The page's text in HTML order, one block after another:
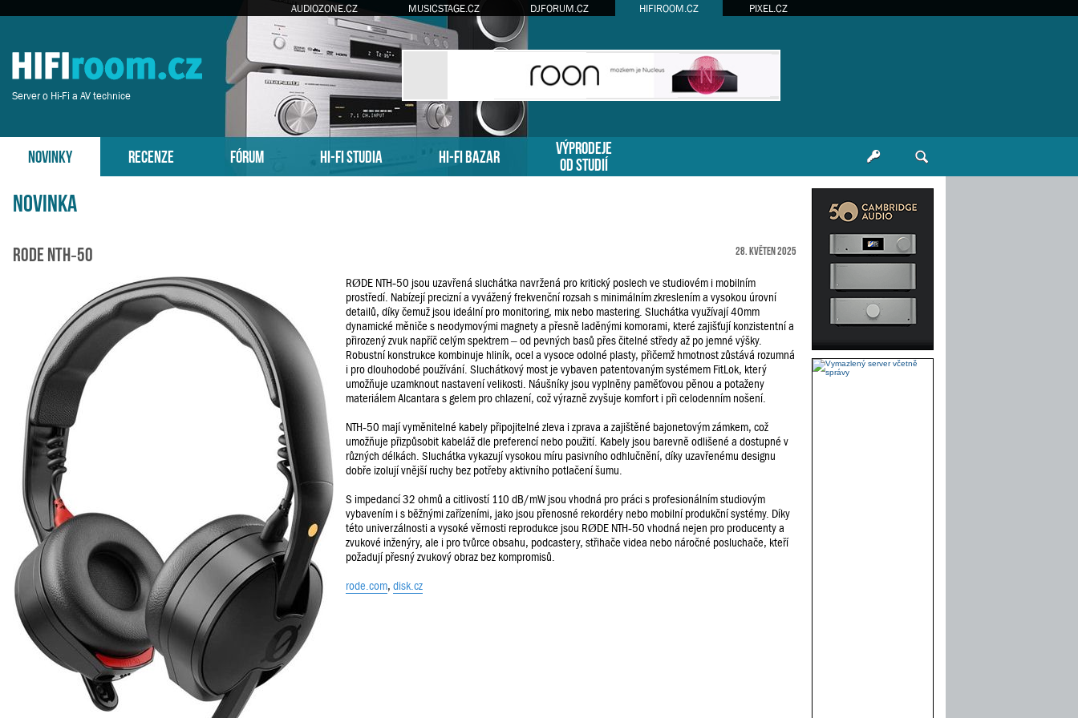
AUDIOZONE.CZ MUSICSTAGE.CZ DJFORUM.CZ HIFIROOM.CZ PIXEL.CZ
Server o Hi-Fi a AV technice
NOVINKY RECENZE FÓRUM HI-FI STUDIA HI-FI BAZAR
VÝPRODEJE
OD STUDIÍ
Novinka
28. květen 2025
RODE NTH‑50
RØDE NTH‑50 jsou uzavřená sluchátka navržená pro kritický poslech ve studiovém i mobilním
prostředí. Nabízejí precizní a vyvážený frekvenční rozsah s minimálním zkreslením a vysokou úrovní
detailů, díky čemuž jsou ideální pro monitoring, mix nebo mastering. Sluchátka využívají 40mm
dynamické měniče s neodymovými magnety a přesně laděnými komorami, které zajišťují konzistentní a
přirozený zvuk napříč celým spektrem – od pevných basů přes čitelné středy až po jemné výšky.
Robustní konstrukce kombinuje hliník, ocel a vysoce odolné plasty, přičemž hmotnost zůstává rozumná
i pro dlouhodobé používání. Sluchátkový most je vybaven patentovaným systémem FitLok, který
umožňuje uzamknout nastavení velikosti. Náušníky jsou vyplněny paměťovou pěnou a potaženy
materiálem Alcantara s gelem pro chlazení, což výrazně zvyšuje komfort i při celodenním nošení.
NTH‑50 mají vyměnitelné kabely připojitelné zleva i zprava a zajištěné bajonetovým zámkem, což
umožňuje přizpůsobit kabeláž dle preferencí nebo použití. Kabely jsou barevně odlišené a dostupné v
různých délkách. Sluchátka vykazují vysokou míru pasivního odhlučnění, díky uzavřenému designu
dobře izolují vnější ruchy bez potřeby aktivního potlačení šumu.
S impedancí 32 ohmů a citlivostí 110 dB/mW jsou vhodná pro práci s profesionálním studiovým
vybavením i s běžnými zařízeními, jako jsou přenosné rekordéry nebo mobilní produkční systémy. Díky
této univerzálnosti a vysoké věrnosti reprodukce jsou RØDE NTH‑50 vhodná nejen pro producenty a
zvukové inženýry, ale i pro tvůrce obsahu, podcastery, střihače videa nebo náročné posluchače, kteří
požadují přesný zvukový obraz bez kompromisů.
rode.com, disk.cz